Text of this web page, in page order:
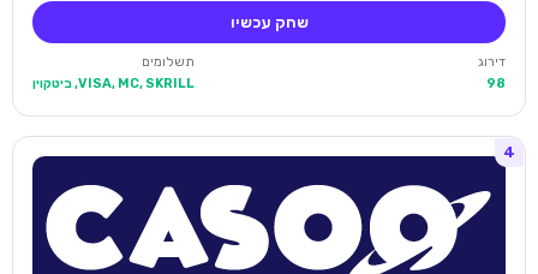
שחק עכשיו
דירוג
98
תשלומים
VISA, MC, SKRILL, ביטקוין
4